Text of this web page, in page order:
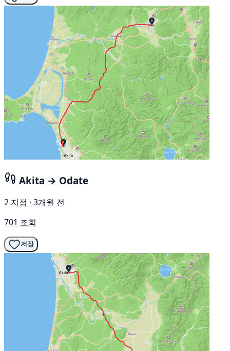
Akita → Odate
2 지점 · 3개월 전
701 조회
저장